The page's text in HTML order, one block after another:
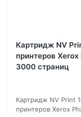
Картридж NV
принтеров
3000 страниц
Картридж NV Print
принтеров Xerox